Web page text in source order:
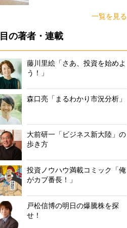
一覧を見る
の著者・連載
藤川里絵「さあ、投資を始めよ
う！」
森口亮「まるわかり市況分析」
大前研一「ビジネス新大陸」の
歩き方
投資ノウハウ満載コミック「俺
がカブ番長！」
戸松信博の明日の爆騰株を探
せ！